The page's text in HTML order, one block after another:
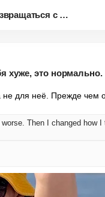
Я думала, что возвращаться с о...
хуже, это
для неё. Прежде чем
Then I changed how I